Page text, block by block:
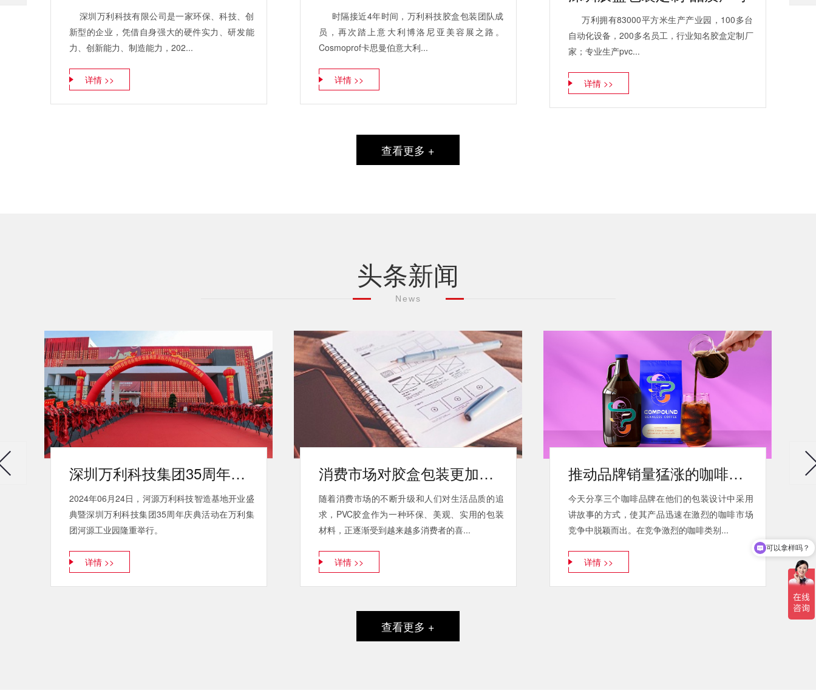
深圳万利科技有限公司是一家环保、科技、创
新型的企业，凭借自身强大的硬件实力、研发能
力、创新能力、制造能力，202...
详情 >>
时隔接近4年时间，万利科技胶盒包装团队成
员，再次踏上意大利博洛尼亚美容展之路。
Cosmoprof卡思曼伯意大利...
详情 >>
万利拥有83000平方米生产产业园，100多台
自动化设备，200多名员工，行业知名胶盒定制厂
家；专业生产pvc...
详情 >>
查看更多 +
头条新闻
News
深圳万利科技集团35周年庆典
2024年06月24日，河源万利科技智造基地开业盛
典暨深圳万利科技集团35周年庆典活动在万利集
团河源工业园隆重举行。
详情 >>
消费市场对胶盒包装更加热衷
随着消费市场的不断升级和人们对生活品质的追
求，PVC胶盒作为一种环保、美观、实用的包装
材料，正逐渐受到越来越多消费者的喜...
详情 >>
推动品牌销量猛涨的咖啡包装
今天分享三个咖啡品牌在他们的包装设计中采用
讲故事的方式，使其产品迅速在激烈的咖啡市场
竞争中脱颖而出。在竞争激烈的咖啡类别...
详情 >>
查看更多 +
公司在哪里？